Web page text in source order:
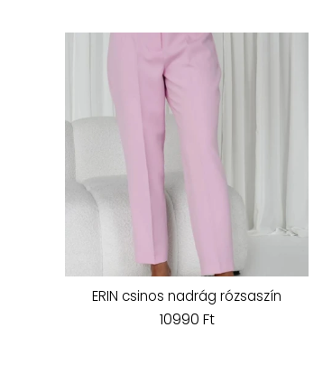
ERIN csinos nadrág rózsaszín
10990 Ft